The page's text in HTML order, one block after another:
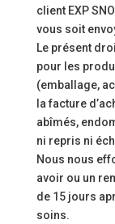
client EXP
vous soit
Le présent
pour les
(emballage,
la facture
abîmés,
ni repris ni
Nous nous
avoir ou un
de 15 jours
soins.